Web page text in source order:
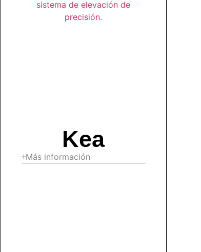
Kea
Más información